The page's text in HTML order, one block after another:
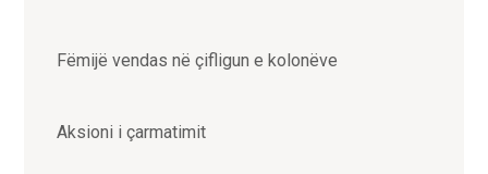
Fëmijë vendas në çifligun e kolonëve
Aksioni i çarmatimit